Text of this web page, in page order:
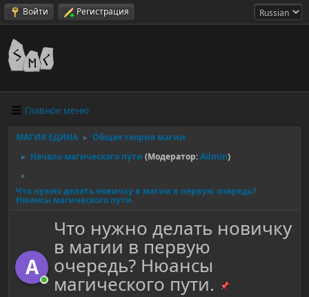
Войти Регистрация
Главное меню
МАГИЯ ЕДИНА ► Общая теория магии
► Начало магического пути (Модератор:Admin)
►
Что нужно делать новичку в магии в первую очередь?
Нюансы магического пути.
A
Что нужно делать новичку
в магии в первую
очередь? Нюансы
магического пути.